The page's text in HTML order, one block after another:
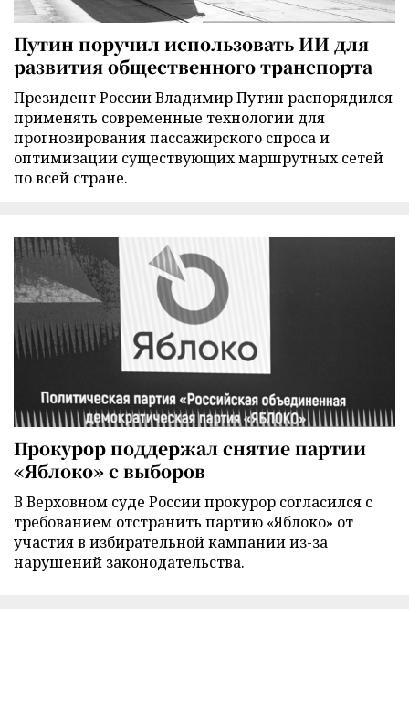
Путин поручил использовать ИИ для
развития общественного транспорта
Президент России Владимир Путин распорядился
применять современные технологии для
прогнозирования пассажирского спроса и
оптимизации существующих маршрутных сетей
по всей стране.
Прокурор поддержал снятие партии
«Яблоко» с выборов
В Верховном суде России прокурор согласился с
требованием отстранить партию «Яблоко» от
участия в избирательной кампании из-за
нарушений законодательства.